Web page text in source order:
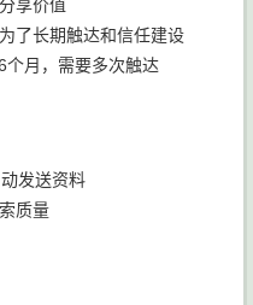
享价值
了长期触达和信任建设
个月，需要多次触达
发送资料
质量